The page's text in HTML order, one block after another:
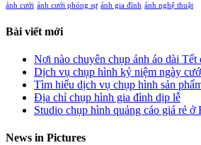
ảnh cưới ảnh cưới phóng sự ảnh gia đình ảnh nghệ thuật
Bài viết mới
Nơi nào chuyên chụp ảnh áo dài
Dịch vụ chụp hình kỷ niệm ngày
Tìm hiểu dịch vụ chụp hình sản
Địa chỉ chụp hình gia đình dịp lễ
Studio chụp hình quảng cáo giá rẻ ở
News in Pictures